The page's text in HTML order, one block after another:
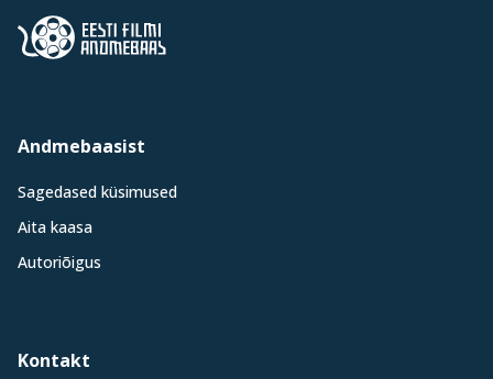
Andmebaasist
Sagedased küsimused
Aita kaasa
Autoriõigus
Kontakt